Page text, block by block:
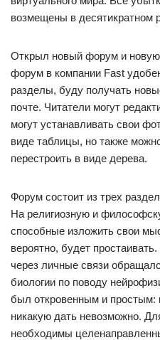
возмещены в десятикратном
Открыл новый форум и новую
форум в компании Fast
разделы, буду получать
почте. Читатели могут
могут устанавливать свои
виде таблицы, но также
перестроить в виде дерева.
Форум состоит из трех
На религиозную и
способные изложить свои
вероятно, будет
через личные связи
биологии по поводу
был откровенным и простым:
никакую дать невозможно.
необходимы